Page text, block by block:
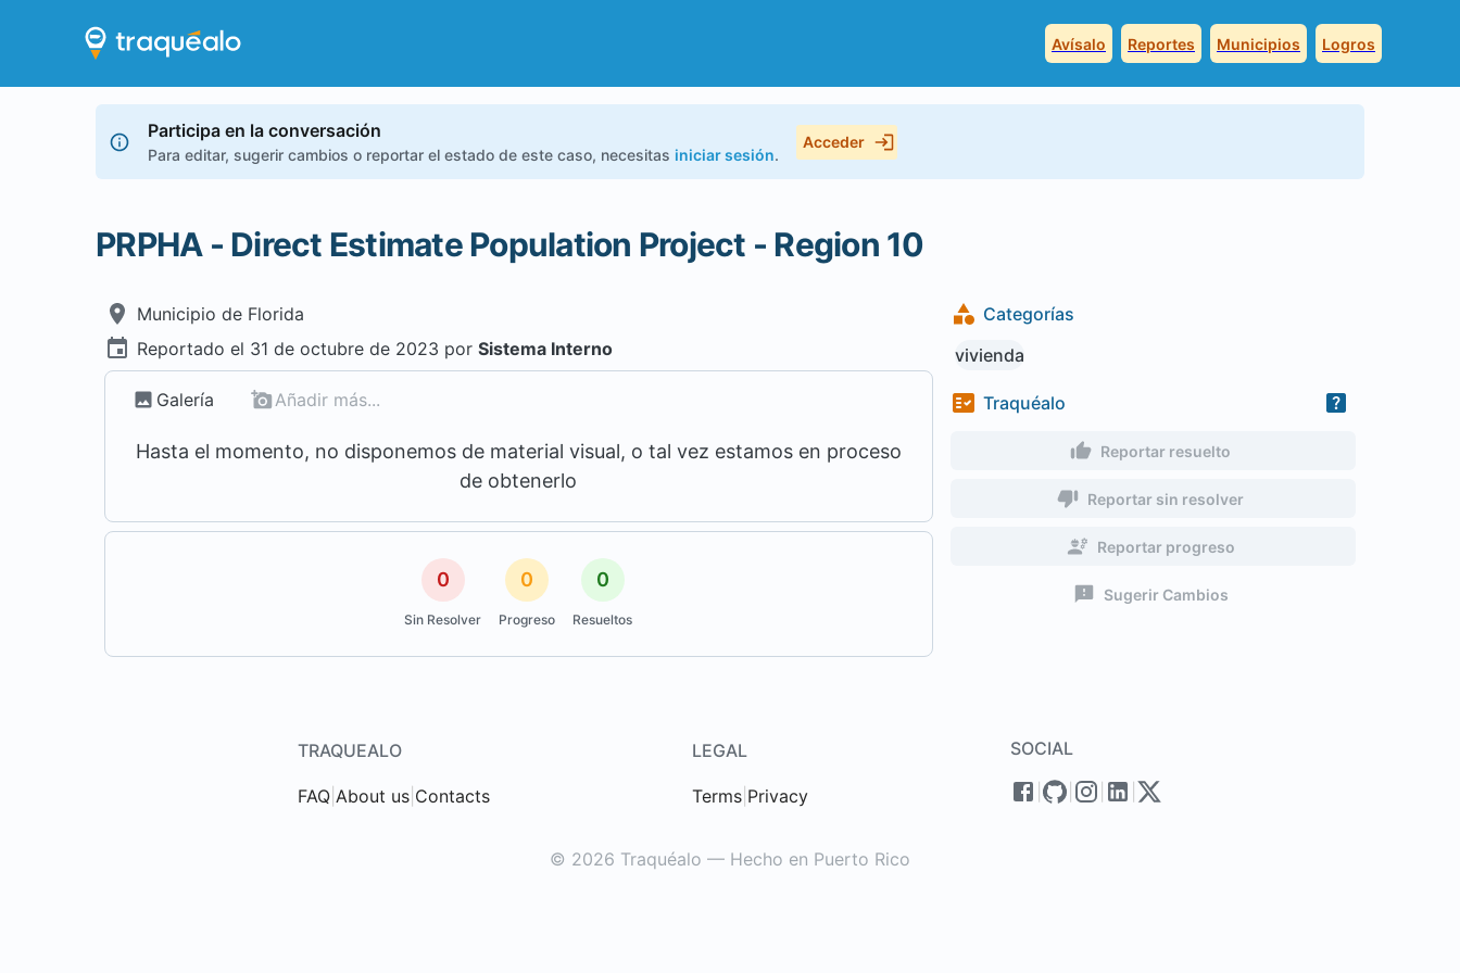
Avísalo Reportes Municipios Logros
Participa en la conversación
Para editar, sugerir cambios o reportar el estado de este caso, necesitas iniciar sesión.
Acceder
PRPHA - Direct Estimate Population Project - Region 10
Municipio de Florida
Reportado el 31 de octubre de 2023 por Sistema Interno
Galería Añadir más...
Hasta el momento, no disponemos de material visual, o tal vez estamos en proceso
de obtenerlo
0
Sin Resolver
0
Progreso
0
Resueltos
Categorías
vivienda
Traquéalo
Reportar resuelto
Reportar sin resolver
Reportar progreso
Sugerir Cambios
TRAQUEALO
FAQ About us Contacts
LEGAL
Terms Privacy
SOCIAL
© 2026 Traquéalo — Hecho en Puerto Rico